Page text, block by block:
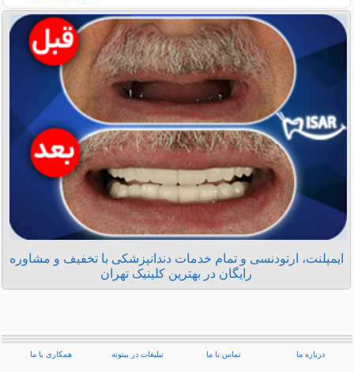
ایمپلنت، ارتودنسی و تمام خدمات دندانپزشکی با تخفیف و مشاوره
رایگان در بهترین کلینیک تهران
درباره ما تماس با ما تبلیغات در بیتوته همکاری با ما